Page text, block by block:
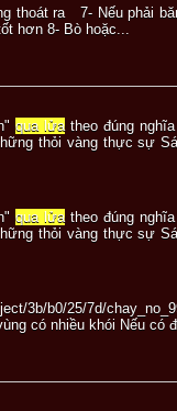
thoát ra 7- Nếu phải
hơn 8- Bò hoặc...
qua lửatheo đúng
thỏi vàng thực sự
qua lửatheo đúng
thỏi vàng thực sự
3b/b0/25/7d/
có nhiều khói Nếu có